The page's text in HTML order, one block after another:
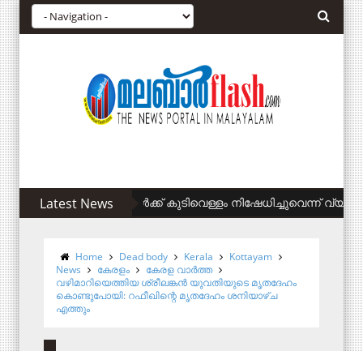
Latest News
അനുകൂലികള്‍ക്ക് കുടിവെള്ളം നിഷേധിച്ചുവെന്ന്
Home Dead body Kerala
Kottayam
News
കേരളം
കേരള വാര്‍ത്ത
വഴിമാറിയെത്തിയ ശ്രീലങ്കന്‍ യുവതിയുടെ മൃതദേഹം
കൊണ്ടുപോയി: റഫീഖിന്റെ മൃതദേഹം ശനിയാഴ്ച
എത്തും